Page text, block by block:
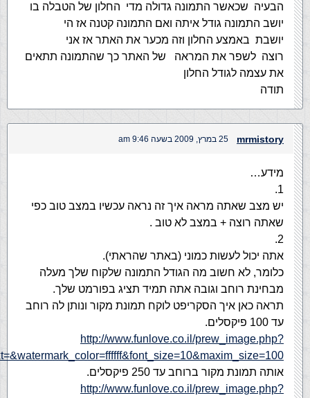
הבעיה שכאשר התמונה גדולה מדי החלון של הטבלה בו
יושב התמונה גודל איתה ואם התמונה קטנה אז הי
יושבת באמצע החלון וזה מכער את האתר אז אני
רוצה לשפר את המראה של האתר כך שהתמונה תתאים
את עצמה לגודל החלון
תודה
mrmistory 25 במרץ, 2009 בשעה 9:46 am
מידע…
1.
יש מצב שאתה מראה איך זה נראה עכשיו במצב טוב כפי
שאתה רוצה + במצב לא טוב .
2.
אתה יכול לעשות כמוני (באתר שהראתי).
כלומר, לא חשוב מה הגודל התמונה שלקוח שלך מעלה
מבחינת רוחב וגובה אתה תמיד תציג בפורמט שלך.
תראה כאן איך הסקריפט לוקח תמונת מקור ונותן לה רוחב
עד 100 פיקסלים.
http://www.funlove.co.il/prew_image.php?
אותה תמונת מקור ברוחב עד 250 פיקסלים.
http://www.funlove.co.il/prew_image.php?